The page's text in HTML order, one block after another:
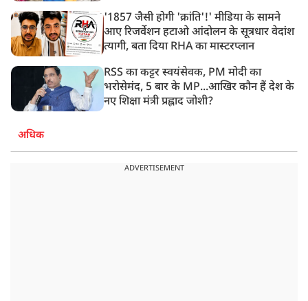
'1857 जैसी होगी 'क्रांति'!' मीडिया के सामने
आए रिजर्वेशन हटाओ आंदोलन के सूत्रधार वेदांश
त्यागी, बता दिया RHA का मास्टरप्लान
RSS का कट्टर स्वयंसेवक, PM मोदी का
भरोसेमंद, 5 बार के MP...आखिर कौन हैं देश के
नए शिक्षा मंत्री प्रह्लाद जोशी?
अधिक
ADVERTISEMENT